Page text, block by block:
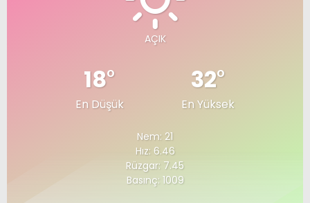
AÇIK
18°
En Düşük
32°
En Yüksek
Nem: 21
Hız: 6.46
Rüzgar: 7.45
Basınç: 1009